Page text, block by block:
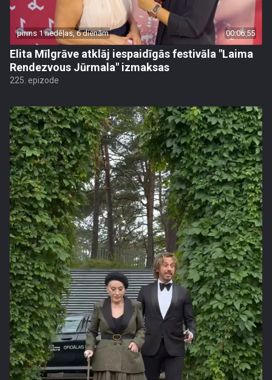
pirms 1 nedēļas, 6 dienām 00:06:55
Elita Mīlgrāve atklāj iespaidīgās festivāla "Laima
Rendezvous Jūrmala" izmaksas
225. epizode